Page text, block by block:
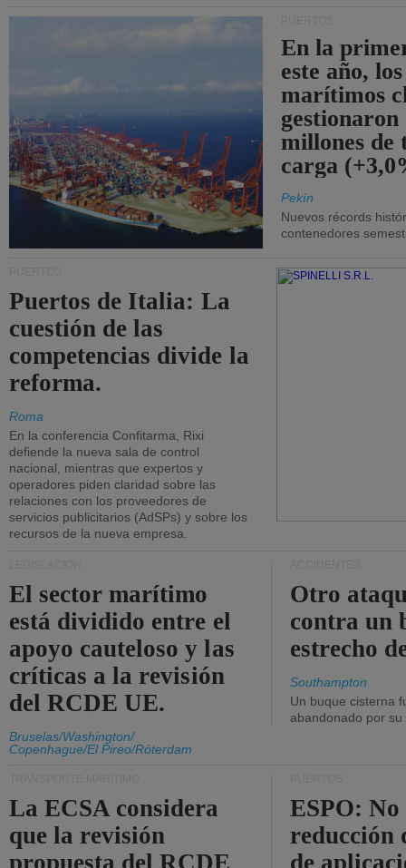
En la
este año,
marítimos
gestionaron
millones de
carga
Pekín
Nuevos récords
contenedores
Puertos de Italia: La
cuestión de las
competencias divide la
reforma.
Roma
En la conferencia Confitarma, Rixi
defiende la nueva sala de control
nacional, mientras que expertos y
operadores piden claridad sobre las
relaciones con los proveedores de
servicios publicitarios (AdSPs) y sobre los
recursos de la nueva empresa.
El sector marítimo
está dividido entre el
apoyo cauteloso y las
críticas a la revisión
del RCDE UE.
Bruselas/Washington/
Copenhague/El Pireo/Róterdam
Otro
contra un
estrecho
Southampton
Un buque cisterna
abandonado por su
La ECSA considera
que la revisión
propuesta del RCDE
ESPO: No
reducción
de